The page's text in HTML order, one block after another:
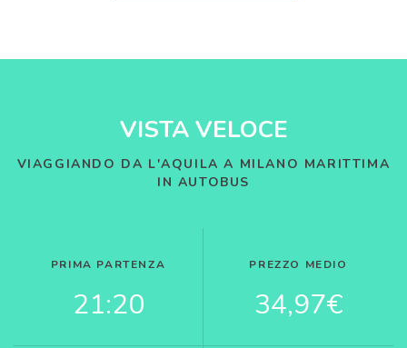
VISTA VELOCE
VIAGGIANDO DA L'AQUILA A MILANO MARITTIMA
IN AUTOBUS
PRIMA PARTENZA
21:20
PREZZO MEDIO
34,97€